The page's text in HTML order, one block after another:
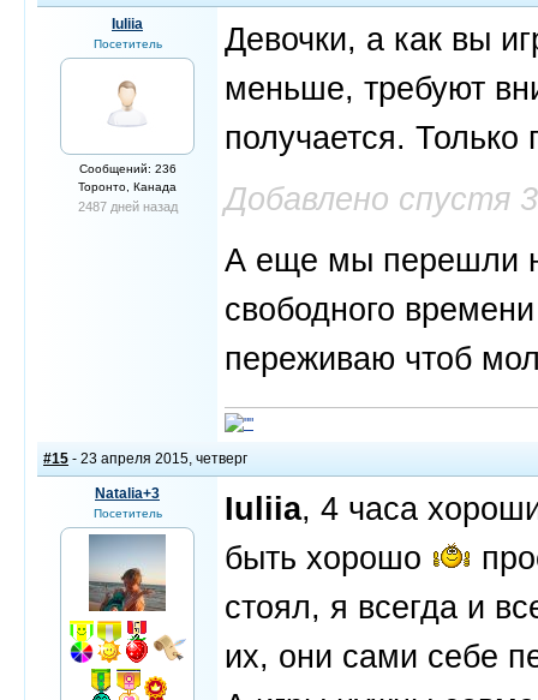
Iuliia
Посетитель
Сообщений: 236
Торонто, Канада
2487 дней назад
Девочки, а как вы
меньше, требуют
получается. Только
Добавлено спустя
А еще мы перешли
свободного
переживаю чтоб
#15 - 23 апреля 2015, четверг
Natalia+3
Посетитель Iuliia, 4 часа
быть хорошо
стоял, я всегда и
их, они сами себе